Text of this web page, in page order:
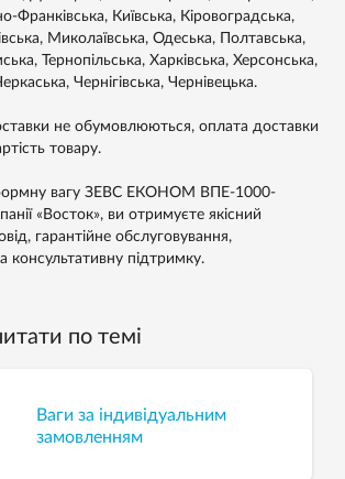
Франківська, Київська, Кіровоградська,
Миколаївська, Одеська, Полтавська,
Тернопільська, Харківська, Херсонська,
Чернігівська, Чернівецька.
не обумовлюються, оплата доставки
товару.
вагу ЗЕВС ЕКОНОМ ВПЕ-1000-
«Восток», ви отримуєте якісний
гарантійне обслуговування,
консультативну підтримку.
по темі
Ваги за індивідуальним
замовленням